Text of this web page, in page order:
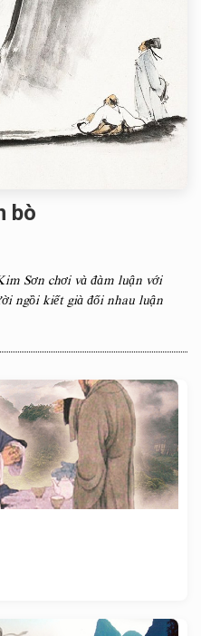
bò
Sơn chơi và đàm luận với
ngồi kiết già đối nhau luận